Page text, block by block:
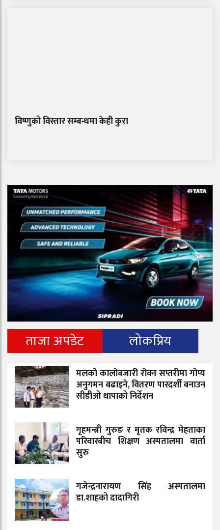
विष्णुको विस्तार सम्बन्धमा केही कुरा
ताजा अपडेट लोकप्रिय
मलको कालोबजारी रोक्न सप्तरीमा गोप्य
अनुगमन बढाइने, वितरण पारदर्शी बनाउन
सीडीओ थापाको निर्देशन
गृहमन्त्री गुरुङ र मृतक रविन्द्र मेहताका
परिवारबीच शिक्षण अस्पतालमा वार्ता
सुरु
गजेन्द्रनारायण सिंह अस्पतालमा
डा.शाहको दादागिरी